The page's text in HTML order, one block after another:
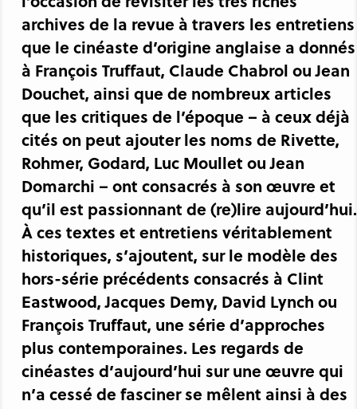
archives de la revue à travers les entretiens
que le cinéaste d’origine anglaise a donnés
à François Truffaut, Claude Chabrol ou Jean
Douchet, ainsi que de nombreux articles
que les critiques de l’époque – à ceux déjà
cités on peut ajouter les noms de Rivette,
Rohmer, Godard, Luc Moullet ou Jean
Domarchi – ont consacrés à son œuvre et
qu’il est passionnant de (re)lire aujourd’hui.
À ces textes et entretiens véritablement
historiques, s’ajoutent, sur le modèle des
hors-série précédents consacrés à Clint
Eastwood, Jacques Demy, David Lynch ou
François Truffaut, une série d’approches
plus contemporaines. Les regards de
cinéastes d’aujourd’hui sur une œuvre qui
n’a cessé de fasciner se mêlent ainsi à des